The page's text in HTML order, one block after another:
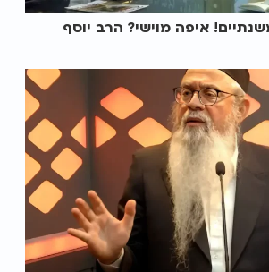
איפה מוישי? הרב יוסף